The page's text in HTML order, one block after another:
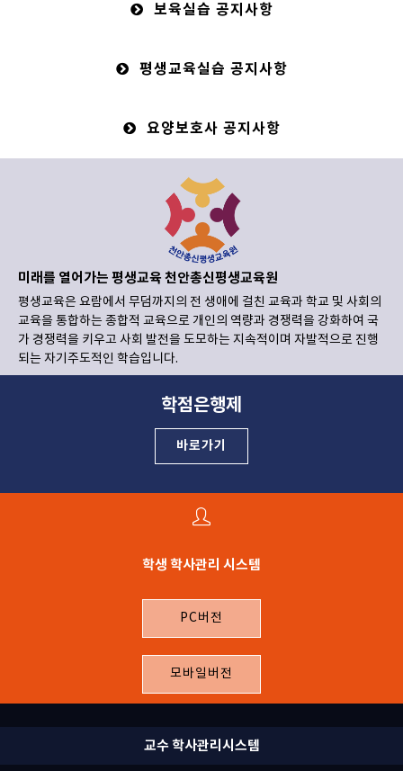
보육실습 공지사항
평생교육실습 공지사항
요양보호사 공지사항
미래를 열어가는 평생교육 천안총신평생교육원
평생교육은 요람에서 무덤까지의 전 생애에 걸친 교육과 학교 및 사회의
교육을 통합하는 종합적 교육으로 개인의 역량과 경쟁력을 강화하여 국
가 경쟁력을 키우고 사회 발전을 도모하는 지속적이며 자발적으로 진행
되는 자기주도적인 학습입니다.
학점은행제
바로가기
학생 학사관리 시스템
PC버전
모바일버전
교수 학사관리시스템